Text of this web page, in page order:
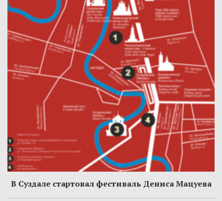
В Суздале стартовал фестиваль Дениса Мацуева